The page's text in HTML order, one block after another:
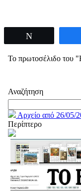
Το πρωτοσέλιδο του
Αναζήτηση
Αρχείο από 26/05/
Περίπτερο